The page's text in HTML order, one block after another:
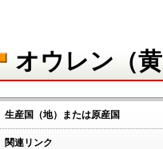
オウレン（
生産国（地）または原産国
関連リンク